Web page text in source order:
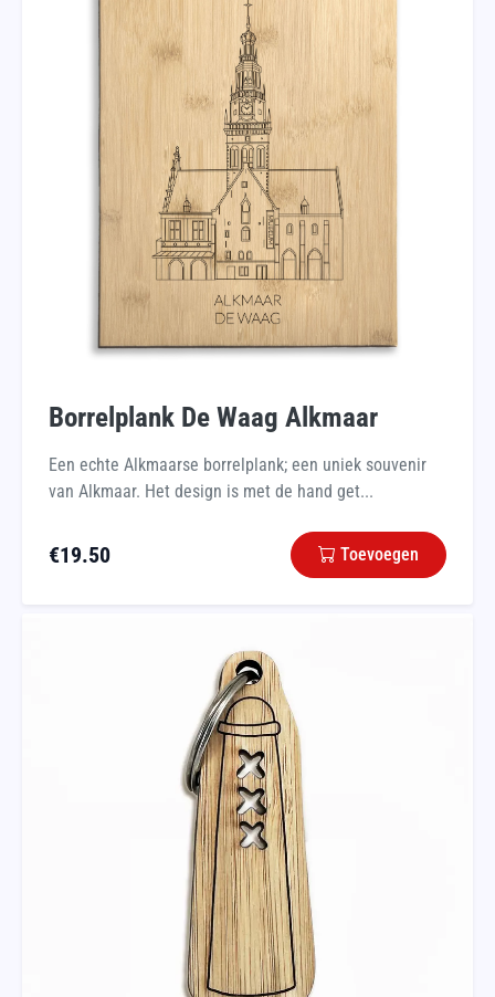
Borrelplank De Waag Alkmaar
Een echte Alkmaarse borrelplank; een uniek souvenir
van Alkmaar. Het design is met de hand get...
€19.50 Toevoegen